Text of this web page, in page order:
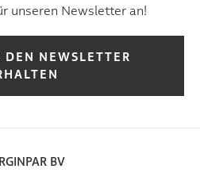
unseren Newsletter an!
DEN NEWSLETTER
BV